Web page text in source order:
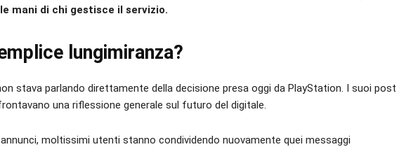
mani di chi gestisce il servizio.
lungimiranza?
stava parlando direttamente della decisione presa oggi da PlayStation. I suoi post
una riflessione generale sul futuro del digitale.
moltissimi utenti stanno condividendo nuovamente quei messaggi